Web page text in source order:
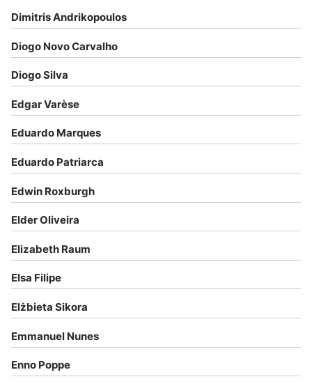
Dimitris Andrikopoulos
Diogo Novo Carvalho
Diogo Silva
Edgar Varèse
Eduardo Marques
Eduardo Patriarca
Edwin Roxburgh
Elder Oliveira
Elizabeth Raum
Elsa Filipe
Elżbieta Sikora
Emmanuel Nunes
Enno Poppe